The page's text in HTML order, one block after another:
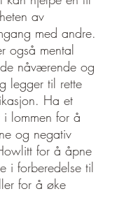
av
med andre.
også mental
nåværende og
legger til rette
Ha et
lommen for å
og negativ
for å åpne
i forberedelse til
for å øke